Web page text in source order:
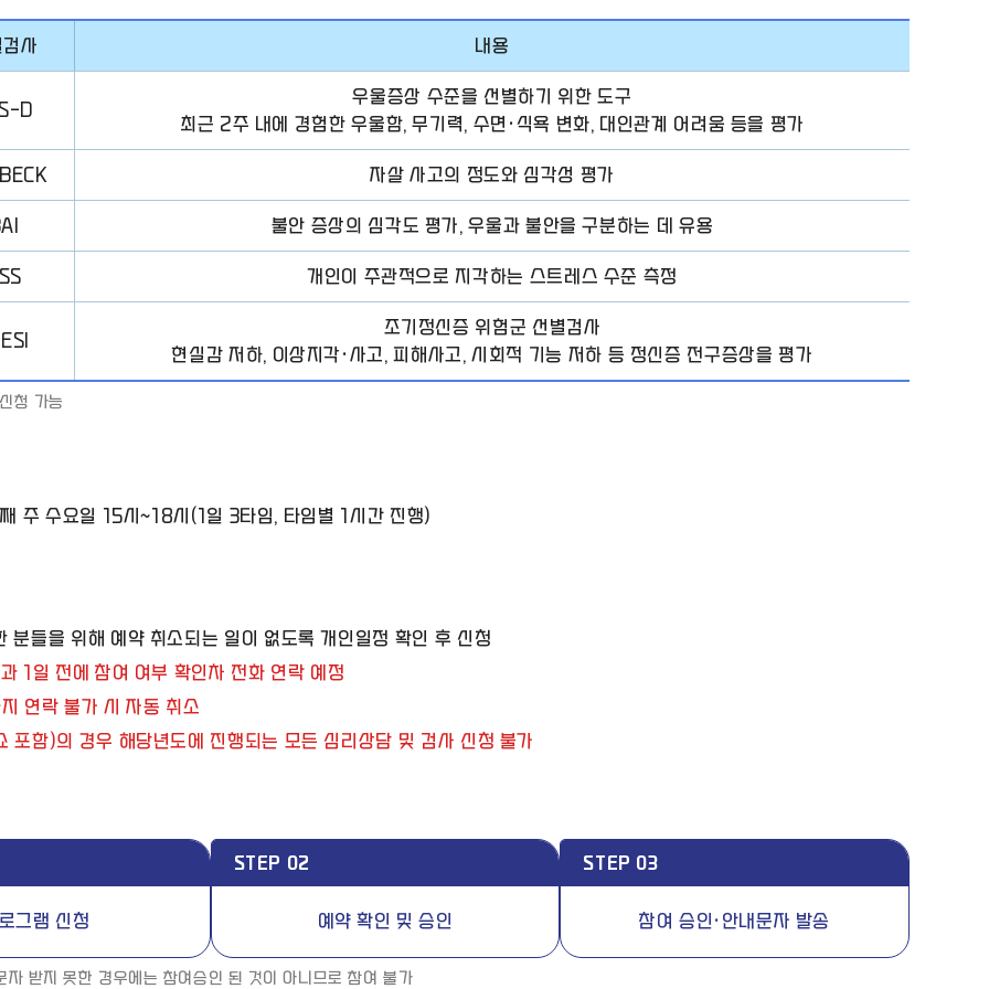
사 내용
D
우울증상 수준을 선별하기 위한 도구
최근 2주 내에 경험한 우울함, 무기력, 수면·식욕 변화, 대인관계 어려움 등을 평가
자살 사고의 정도와 심각성 평가
불안 증상의 심각도 평가, 우울과 불안을 구분하는 데 유용
개인이 주관적으로 지각하는 스트레스 수준 측정
조기정신증 위험군 선별검사
현실감 저하, 이상지각·사고, 피해사고, 시회적 기능 저하 등 정신증 전구증상을 평가
청 가능
주 수요일 15시~18시(1일 3타임, 타임별 1시간 진행)
분들을 위해 예약 취소되는 일이 없도록 개인일정 확인 후 신청
1일 전에 참여 여부 확인차 전화 연락 예정
연락 불가 시 자동 취소
포함)의 경우 해당년도에 진행되는 모든 심리상담 및 검사 신청 불가
그램 신청
STEP 02
예약 확인 및 승인
STEP 03
참여 승인·안내문자 발송
자 받지 못한 경우에는 참여승인 된 것이 아니므로 참여 불가